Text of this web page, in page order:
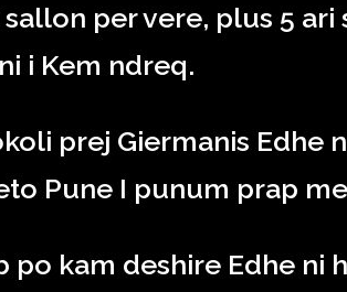
sallon per vere, plus 5
i Kem ndreq.
prej Giermanis Edhe
Pune I punum prap me
po kam deshire Edhe ni